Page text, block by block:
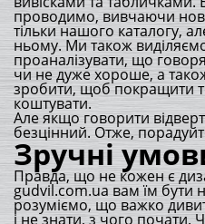
проводимо, вивчаючи
тільки нашого каталогу,
ньому. Ми також
проаналізувати, що
чи не дуже хороше, а
зробити, щоб покращити
коштувати.
Але якщо говорити
безцінний. Отже,
Зручні
Правда, що не кожен є
gudvil.com.ua вам їм бути
розуміємо, що важко
і не знати, з чого почати.